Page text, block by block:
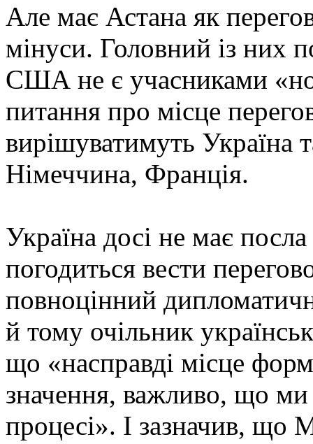
Але має Астана як
мінуси. Головний із них
США не є учасниками
питання про місце
вирішуватимуть Україна
Німеччина, Франція.
Україна досі не має
погодиться вести
повноцінний
й тому очільник
що «насправді місце
значення, важливо, що
процесі». І зазначив, що